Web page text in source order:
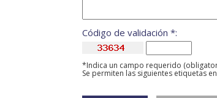
Código de validación *:
*Indica un campo requerido
Se permiten las siguientes etiquetas